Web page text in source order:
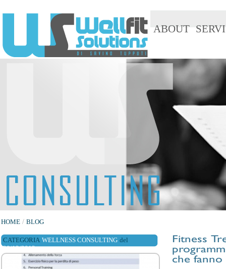
ABOUT
HOME / BLOG
CATEGORIA WELLNESS CONSULTING del
29/12/2013
Fitness
che fanno